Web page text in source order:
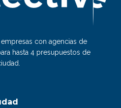
con agencias de
hasta 4 presupuestos de